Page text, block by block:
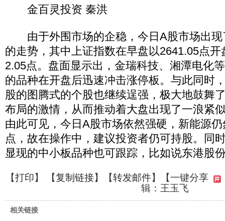
金百灵投资 秦洪
由于外围市场的企稳，今日A股市场出现
的走势，其中上证指数在早盘以2641.05点
2.05点。盘面显示出，金瑞科技、湘潭电化
的品种在开盘后迅速冲击涨停板。与此同时
股的图腾式的个股也继续逞强，极大地鼓舞
布局的激情，从而推动着大盘出现了一浪紧
由此可见，今日A股市场依然强硬，新能源
点，故在操作中，建议投资者仍可持股。同
显现的中小板品种也可跟踪，比如说东港股
【打印】 【复制链接】【转发邮件】
【一键分享
辑：王玉飞
相关链接